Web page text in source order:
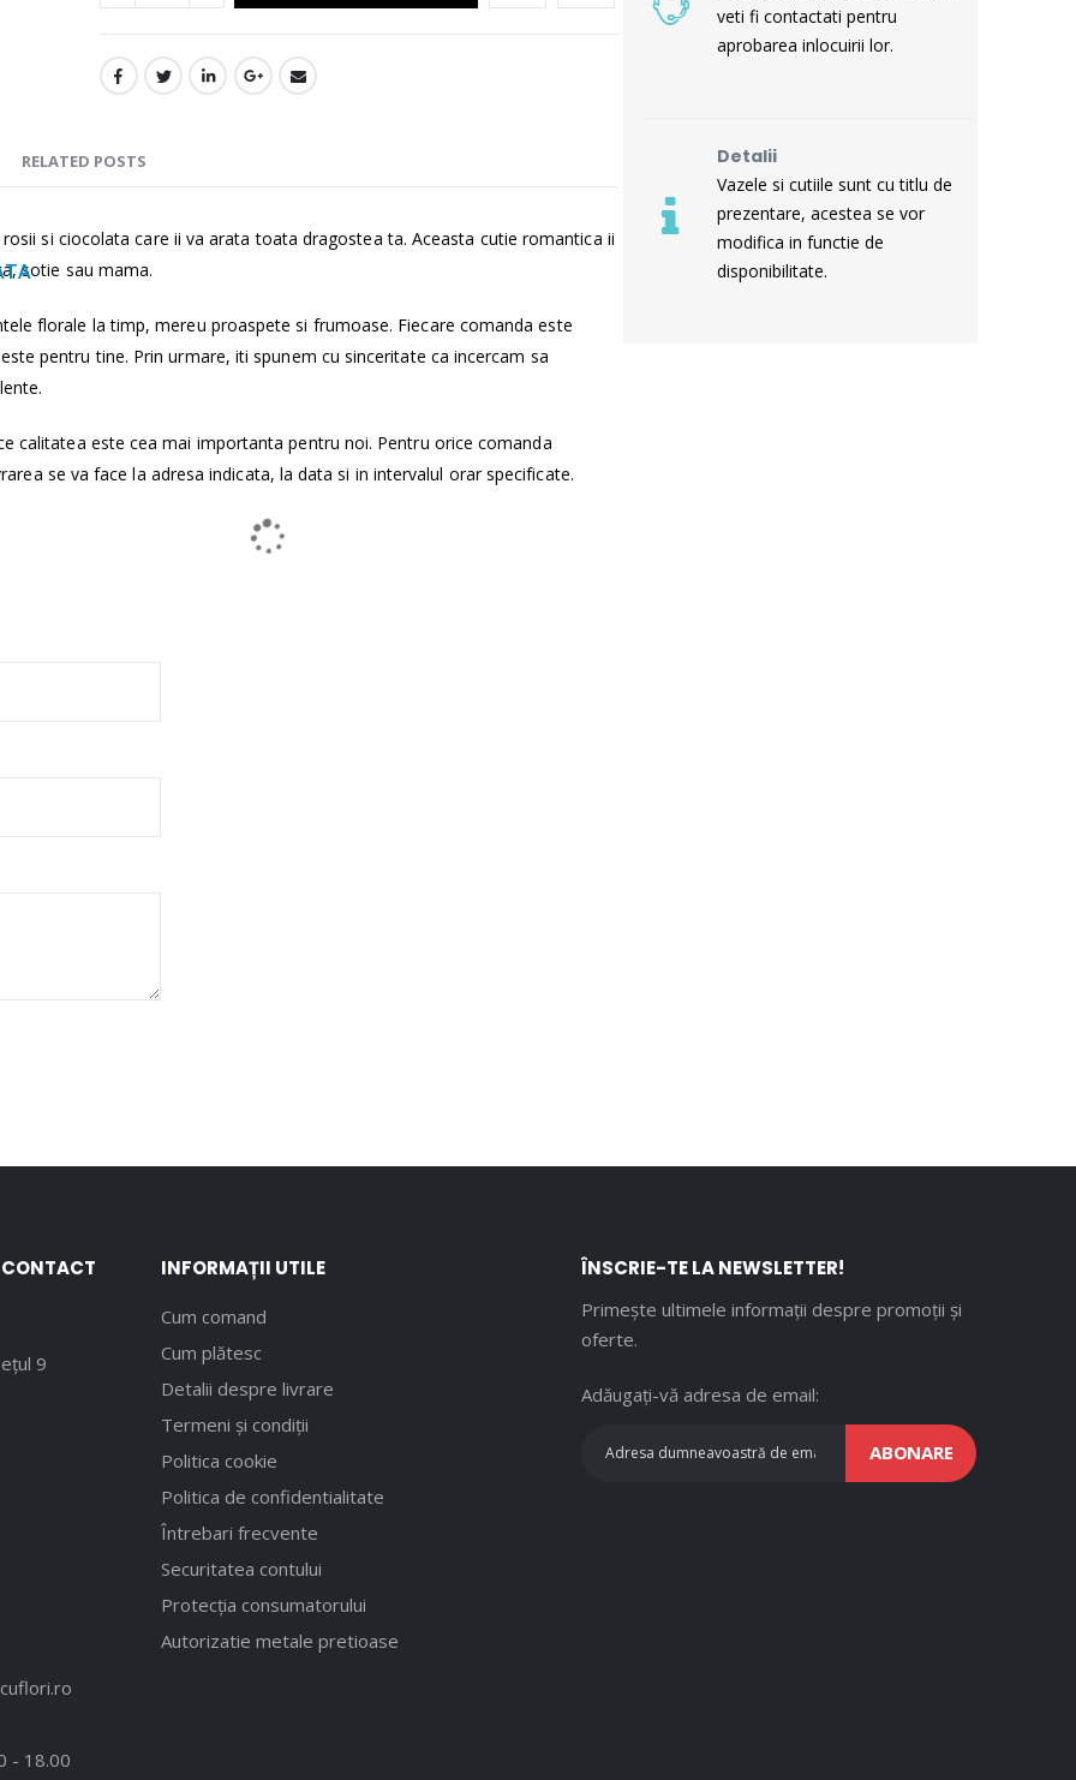
si ciocolata care ii va arata toata dragostea ta. Aceasta cutie romantica ii
sotie sau mama.
florale la timp, mereu proaspete si frumoase. Fiecare comanda este
pentru tine. Prin urmare, iti spunem cu sinceritate ca incercam sa
calitatea este cea mai importanta pentru noi. Pentru orice comanda
se va face la adresa indicata, la data si in intervalul orar specificate.
RELATED POSTS
veti fi contactati pentru
aprobarea inlocuirii lor.
Detalii
Vazele si cutiile sunt cu titlu de
prezentare, acestea se vor
modifica in functie de
disponibilitate.
9
- 18.00
INFORMAȚII UTILE
Cum comand
Cum plătesc
Detalii despre livrare
Termeni și condiții
Politica cookie
Politica de confidentialitate
Întrebari frecvente
Securitatea contului
Protecția consumatorului
Autorizatie metale pretioase
ÎNSCRIE-TE LA NEWSLETTER!
Primește ultimele informații despre promoții și
oferte.
Adăugați-vă adresa de email:
ABONARE